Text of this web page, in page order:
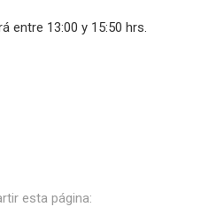
entre 13:00 y 15:50 hrs.
esta página: